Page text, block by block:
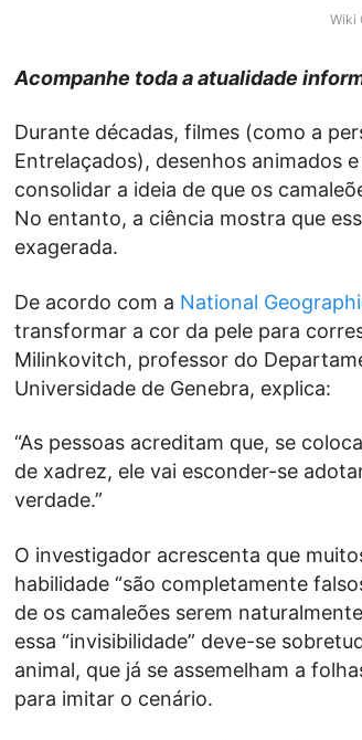
Wiki
Acompanhe toda a atualidade
Durante décadas, filmes (como a
Entrelaçados), desenhos animados
consolidar a ideia de que os
No entanto, a ciência mostra que
exagerada.
De acordo com a National
transformar a cor da pele para
Milinkovitch, professor do
Universidade de Genebra, explica:
“As pessoas acreditam que, se
de xadrez, ele vai esconder-se
verdade.”
O investigador acrescenta que
habilidade “são completamente
de os camaleões serem
essa “invisibilidade” deve-se
animal, que já se assemelham a
para imitar o cenário.